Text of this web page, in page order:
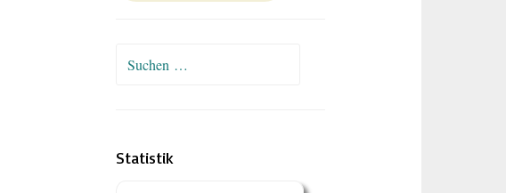
Suchen
Statistik